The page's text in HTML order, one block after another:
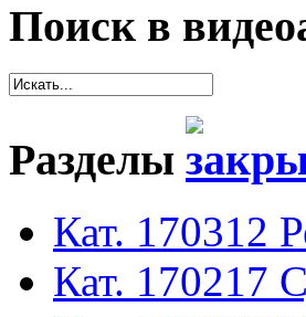
Поиск в
Разделы
Кат. 170312
Кат. 170217